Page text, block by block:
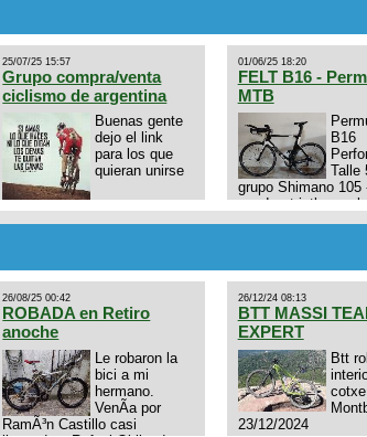
25/07/25 15:57
Grupo compra/venta
ciclismo de argentina
Buenas gente
dejo el link
para los que
quieran unirse
https://chat.whatsapp.com/
mode=ac_t
01/06/25 18:20
FELT B16 -
MTB
B16
Talle
grupo Shimano 105
cuadro: triatlon
aero TT/TRI UHC.
26/08/25 00:42
ROBADA en Retiro
anoche
Le robaron la
bici a mi
hermano.
VenÃ­a por
RamÃ³n Castillo casi
26/12/24 08:13
BTT MASSI
EXPERT
Btt
23/12/2024